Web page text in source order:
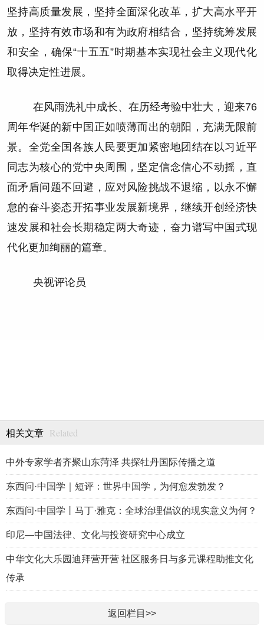
坚持高质量发展，坚持全面深化改革，扩大高水平开
放，坚持有效市场和有为政府相结合，坚持统筹发展
和安全，确保“十五五”时期基本实现社会主义现代化
取得决定性进展。
在风雨洗礼中成长、在历经考验中壮大，迎来76
周年华诞的新中国正如喷薄而出的朝阳，充满无限前
景。全党全国各族人民要更加紧密地团结在以习近平
同志为核心的党中央周围，坚定信念信心不动摇，直
面矛盾问题不回避，应对风险挑战不退缩，以永不懈
怠的奋斗姿态开拓事业发展新境界，继续开创经济快
速发展和社会长期稳定两大奇迹，奋力谱写中国式现
代化更加绚丽的篇章。
央视评论员
相关文章 Related
中外专家学者齐聚山东菏泽 共探牡丹国际传播之道
东西问·中国学｜短评：世界中国学，为何愈发勃发？
东西问·中国学丨马丁·雅克：全球治理倡议的现实意义为何？
印尼—中国法律、文化与投资研究中心成立
中华文化大乐园迪拜营开营 社区服务日与多元课程助推文化
传承
返回栏目>>